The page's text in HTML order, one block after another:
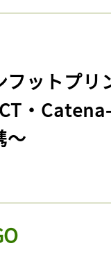
フットプリ
・
〜